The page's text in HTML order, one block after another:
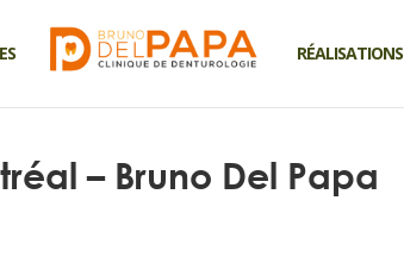
RÉALISATIONS
– Bruno Del Papa